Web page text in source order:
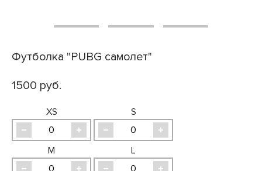
Футболка "PUBG самолет"
1500 руб.
XS S
M L